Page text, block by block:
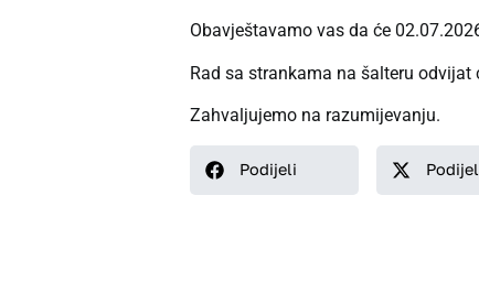
Obavještavamo vas da će
Rad sa strankama na šalteru odvijat
Zahvaljujemo na razumijevanju.
Podijeli